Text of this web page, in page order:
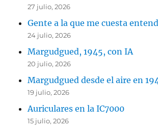
27 julio, 2026
Gente a la que me cuesta
24 julio, 2026
Margudgued, 1945, con IA
20 julio, 2026
Margudgued desde el aire en
19 julio, 2026
Auriculares en la IC7000
15 julio, 2026